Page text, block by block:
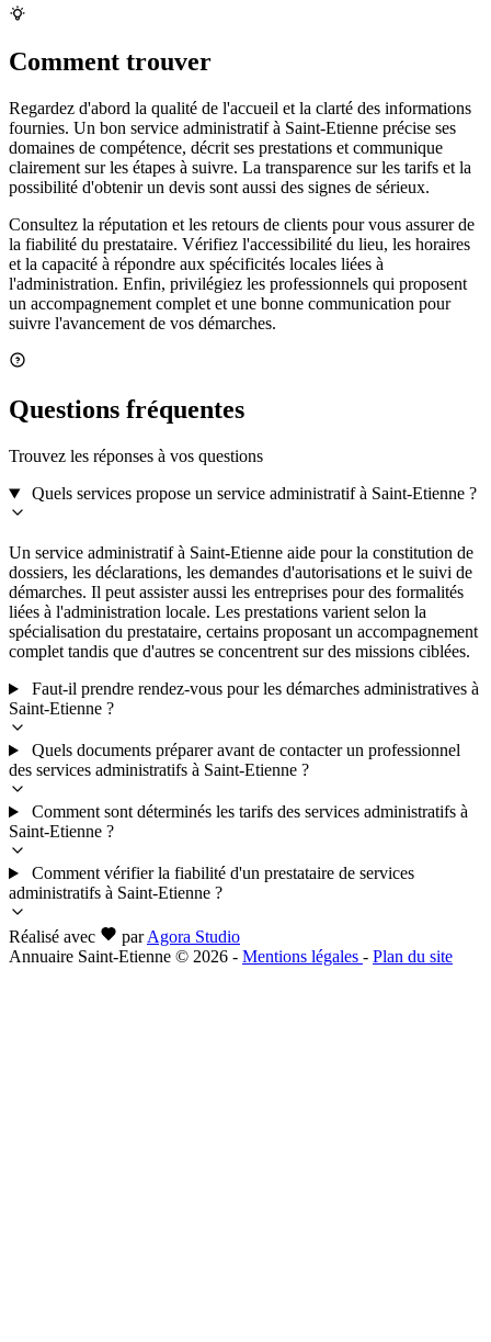
Comment trouver
Regardez d'abord la qualité de l'accueil et la clarté des informations
fournies. Un bon service administratif à Saint-Etienne précise ses
domaines de compétence, décrit ses prestations et communique
clairement sur les étapes à suivre. La transparence sur les tarifs et la
possibilité d'obtenir un devis sont aussi des signes de sérieux.
Consultez la réputation et les retours de clients pour vous assurer de
la fiabilité du prestataire. Vérifiez l'accessibilité du lieu, les horaires
et la capacité à répondre aux spécificités locales liées à
l'administration. Enfin, privilégiez les professionnels qui proposent
un accompagnement complet et une bonne communication pour
suivre l'avancement de vos démarches.
Questions fréquentes
Trouvez les réponses à vos questions
Quels services propose un service administratif à Saint-Etienne ?
Un service administratif à Saint-Etienne aide pour la constitution de
dossiers, les déclarations, les demandes d'autorisations et le suivi de
démarches. Il peut assister aussi les entreprises pour des formalités
liées à l'administration locale. Les prestations varient selon la
spécialisation du prestataire, certains proposant un accompagnement
complet tandis que d'autres se concentrent sur des missions ciblées.
Faut-il prendre rendez-vous pour les démarches administratives à
Saint-Etienne ?
Quels documents préparer avant de contacter un professionnel
des services administratifs à Saint-Etienne ?
Comment sont déterminés les tarifs des services administratifs à
Saint-Etienne ?
Comment vérifier la fiabilité d'un prestataire de services
administratifs à Saint-Etienne ?
Réalisé avec par Agora Studio
Annuaire Saint-Etienne © 2026 - Mentions légales - Plan du site